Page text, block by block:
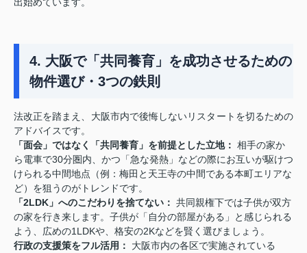
4. 大阪で「共同養育」を成功させるための
物件選び・3つの鉄則
法改正を踏まえ、大阪市内で後悔しないリスタートを切るための
アドバイスです。
「面会」ではなく「共同養育」を前提とした立地： 相手の家か
ら電車で30分圏内、かつ「急な発熱」などの際にお互いが駆けつ
けられる中間地点（例：梅田と天王寺の中間である本町エリアな
ど）を狙うのがトレンドです。
「2LDK」へのこだわりを捨てない： 共同親権下では子供が双方
の家を行き来します。子供が「自分の部屋がある」と感じられる
よう、広めの1LDKや、格安の2Kなどを賢く選びましょう。
行政の支援策をフル活用：
大阪市内の各区で実施されている